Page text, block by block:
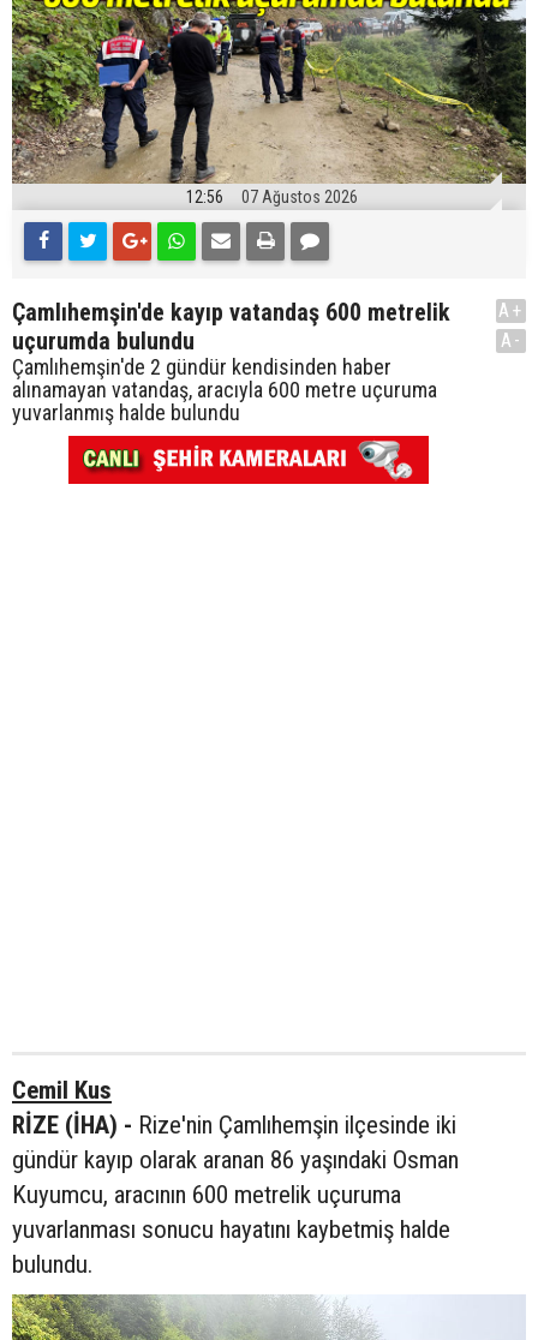
12:56 07 Ağustos 2026
Çamlıhemşin'de kayıp vatandaş 600 metrelik
uçurumda bulundu
Çamlıhemşin'de 2 gündür kendisinden haber
alınamayan vatandaş, aracıyla 600 metre uçuruma
yuvarlanmış halde bulundu
A+
A-
Cemil Kus
RİZE (İHA) - Rize'nin Çamlıhemşin ilçesinde iki
gündür kayıp olarak aranan 86 yaşındaki Osman
Kuyumcu, aracının 600 metrelik uçuruma
yuvarlanması sonucu hayatını kaybetmiş halde
bulundu.